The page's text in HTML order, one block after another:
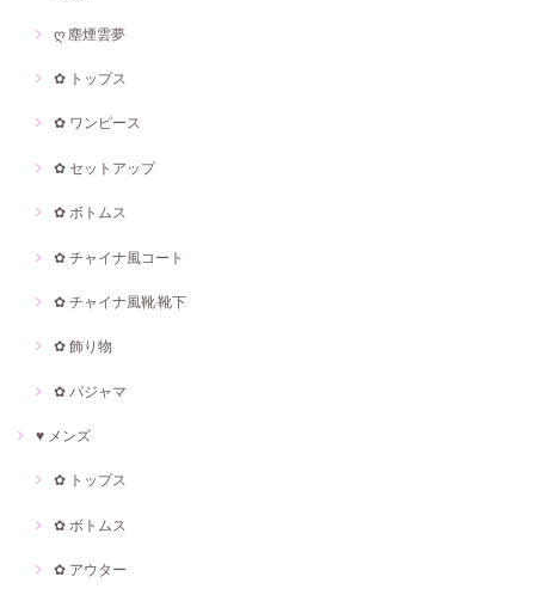
ღ 塵煙雲夢
✿ トップス
✿ ワンピース
✿ セットアップ
✿ ボトムス
✿ チャイナ風コート
✿ チャイナ風靴·靴下
✿ 飾り物
✿ パジャマ
♥ メンズ
✿ トップス
✿ ボトムス
✿ アウター